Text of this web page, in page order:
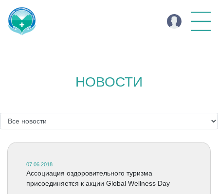
НОВОСТИ
07.06.2018
Ассоциация оздоровительного туризма
присоединяется к акции Global Wellness Day